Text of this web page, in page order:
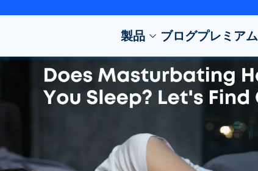
製品 ブログプレミアム